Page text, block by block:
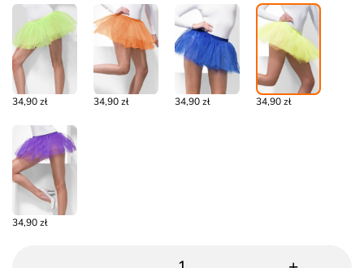
34,90 zł 34,90 zł 34,90 zł 34,90 zł
34,90 zł